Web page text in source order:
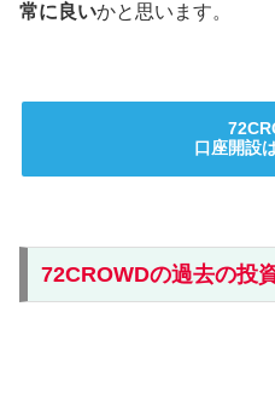
常に良いかと思います。
口座開設
72CROWDの過去の投